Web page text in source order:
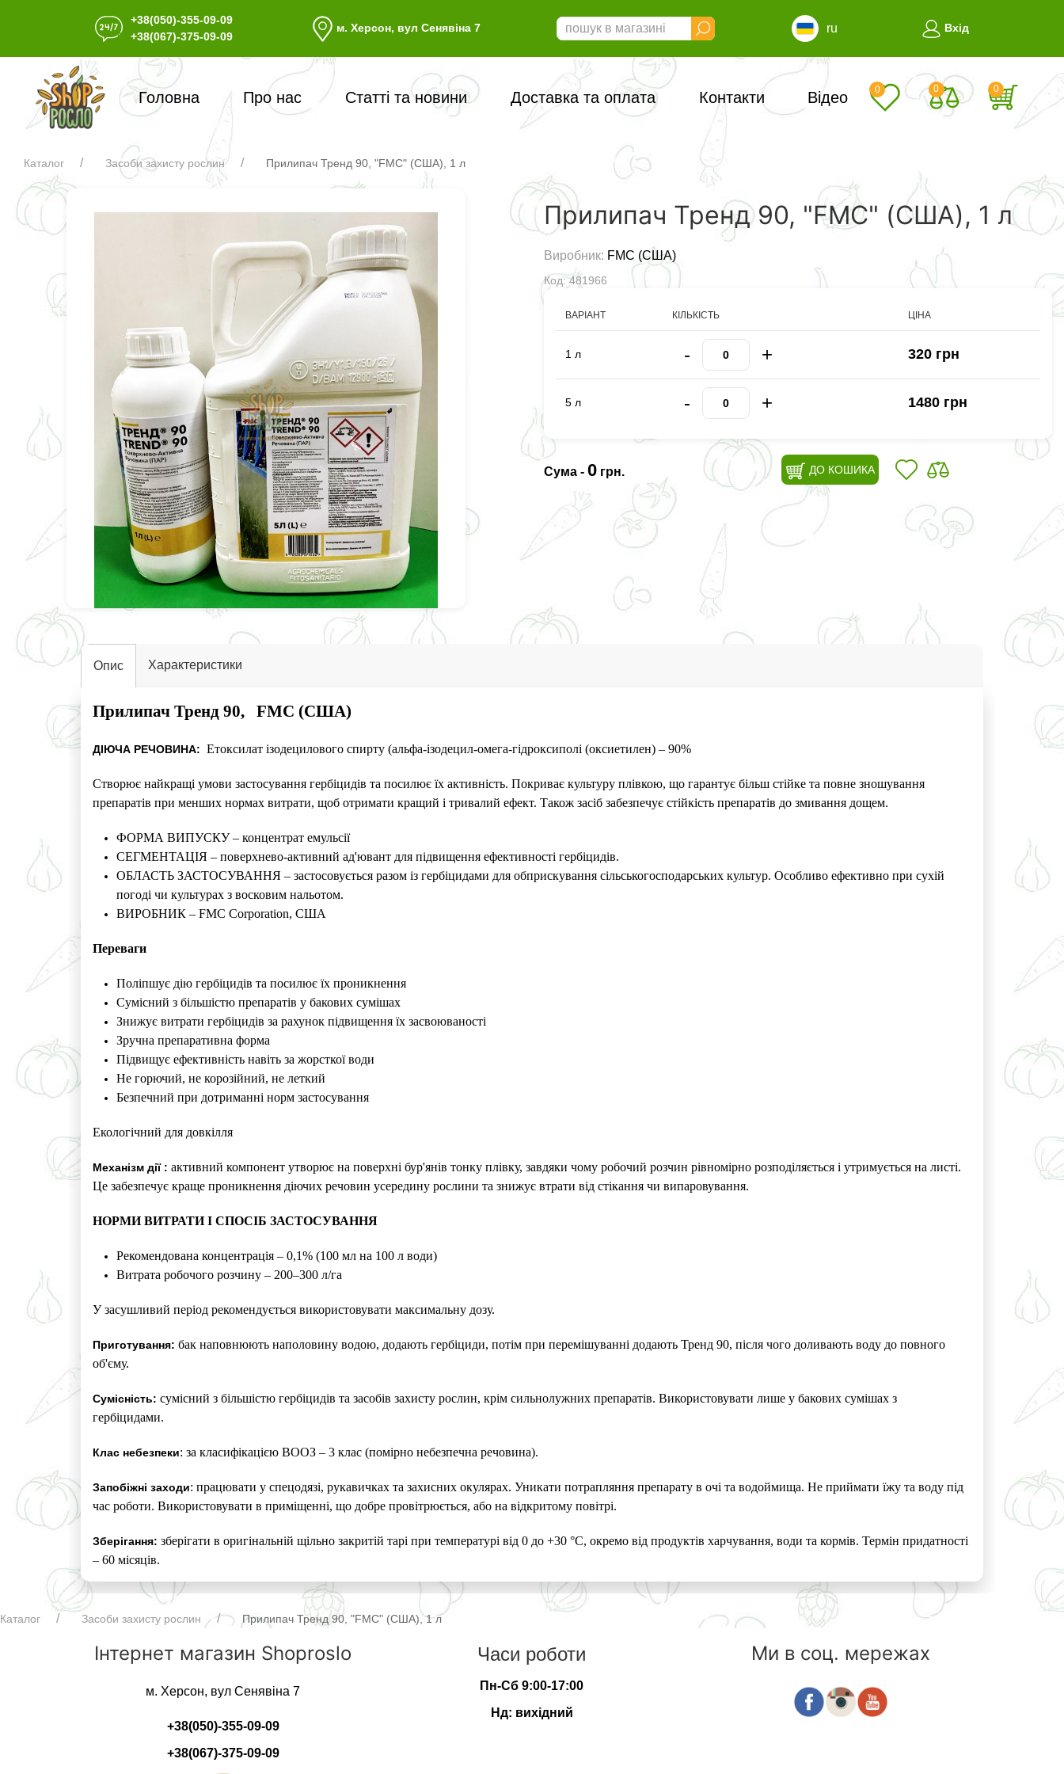
+38(050)-355-09-09
+38(067)-375-09-09
м. Херсон, вул Сенявіна 7 ru Вхід
Головна Про нас Статті та новини Доставка та оплата Контакти Відео 0 0 0
Каталог Засоби захисту рослин Прилипач Тренд 90, "FMC" (США), 1 л
Прилипач Тренд 90, "FMC" (США), 1 л
Виробник: FMC (США)
Код: 481966
ВАРІАНТ КІЛЬКІСТЬ ЦІНА
1 л - + 320 грн
5 л - + 1480 грн
Сума - 0 грн. ДО КОШИКА
Опис Характеристики
Прилипач Тренд 90, FMC (США)
ДІЮЧА РЕЧОВИНА: Етоксилат ізодецилового спирту (альфа-ізодецил-омега-гідроксиполі (оксиетилен) – 90%
Створює найкращі умови застосування гербіцидів та посилює їх активність. Покриває культуру плівкою, що гарантує більш стійке та повне зношування
препаратів при менших нормах витрати, щоб отримати кращий і тривалий ефект. Також засіб забезпечує стійкість препаратів до змивання дощем.
ФОРМА ВИПУСКУ – концентрат емульсії
СЕГМЕНТАЦІЯ – поверхнево-активний ад'ювант для підвищення ефективності гербіцидів.
ОБЛАСТЬ ЗАСТОСУВАННЯ – застосовується разом із гербіцидами для обприскування сільськогосподарських культур. Особливо ефективно при сухій
погоді чи культурах з восковим нальотом.
ВИРОБНИК – FMC Corporation, США
Переваги
Поліпшує дію гербіцидів та посилює їх проникнення
Сумісний з більшістю препаратів у бакових сумішах
Знижує витрати гербіцидів за рахунок підвищення їх засвоюваності
Зручна препаративна форма
Підвищує ефективність навіть за жорсткої води
Не горючий, не корозійний, не леткий
Безпечний при дотриманні норм застосування
Екологічний для довкілля
Механізм дії : активний компонент утворює на поверхні бур'янів тонку плівку, завдяки чому робочий розчин рівномірно розподіляється і утримується на листі.
Це забезпечує краще проникнення діючих речовин усередину рослини та знижує втрати від стікання чи випаровування.
НОРМИ ВИТРАТИ І СПОСІБ ЗАСТОСУВАННЯ
Рекомендована концентрація – 0,1% (100 мл на 100 л води)
Витрата робочого розчину – 200–300 л/га
У засушливий період рекомендується використовувати максимальну дозу.
Приготування: бак наповнюють наполовину водою, додають гербіциди, потім при перемішуванні додають Тренд 90, після чого доливають воду до повного
об'єму.
Сумісність: сумісний з більшістю гербіцидів та засобів захисту рослин, крім сильнолужних препаратів. Використовувати лише у бакових сумішах з
гербіцидами.
Клас небезпеки: за класифікацією ВООЗ – 3 клас (помірно небезпечна речовина).
Запобіжні заходи: працювати у спецодязі, рукавичках та захисних окулярах. Уникати потрапляння препарату в очі та водоймища. Не приймати їжу та воду під
час роботи. Використовувати в приміщенні, що добре провітрюється, або на відкритому повітрі.
Зберігання: зберігати в оригінальній щільно закритій тарі при температурі від 0 до +30 °C, окремо від продуктів харчування, води та кормів. Термін придатності
– 60 місяців.
Каталог Засоби захисту рослин Прилипач Тренд 90, "FMC" (США), 1 л
Інтернет магазин Shoproslo
м. Херсон, вул Сенявіна 7
+38(050)-355-09-09
+38(067)-375-09-09
Часи роботи
Пн-Сб 9:00-17:00
Нд: вихідний
Ми в соц. мережах